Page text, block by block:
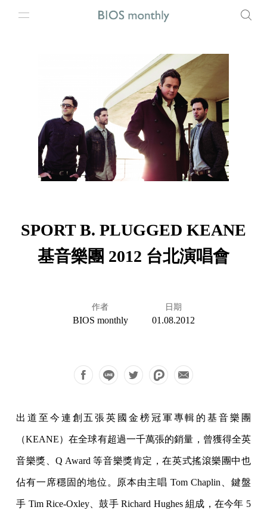
SPORT B. PLUGGED KEANE
基音樂團 2012 台北演唱會
作者
BIOS monthly
日期
01.08.2012
出道至今連創五張英國金榜冠軍專輯的基音樂團
（KEANE）在全球有超過一千萬張的銷量，曾獲得全英
音樂獎、Q Award 等音樂獎肯定，在英式搖滾樂團中也
佔有一席穩固的地位。原本由主唱 Tom Chaplin、鍵盤
手 Tim Rice-Oxley、鼓手 Richard Hughes 組成，在今年 5